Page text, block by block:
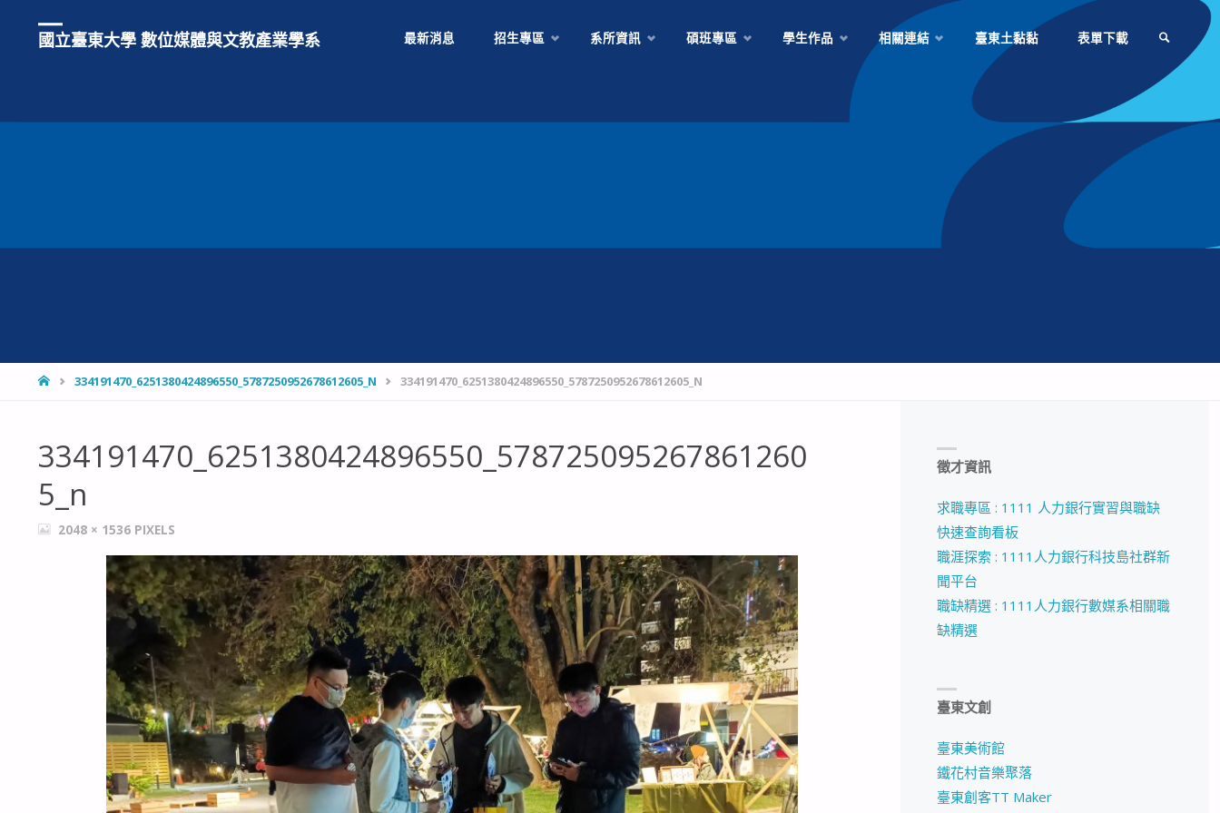
國立臺東大學 數位媒體與文教產業學系 最新消息 招生專區 系所資訊 碩班專區 學生作品 相關連結 臺東土黏黏 表單下載
HOME334191470_6251380424896550_5787250952678612605_N 334191470_6251380424896550_5787250952678612605_N
334191470_6251380424896550_578725095267861260
5_n
FULL2048 × 1536 PIXELS
徵才資訊
求職專區 : 1111 人力銀行實習與職缺
快速查詢看板
職涯探索 : 1111人力銀行科技島社群新
聞平台
職缺精選 : 1111人力銀行數媒系相關職
缺精選
臺東文創
臺東美術館
鐵花村音樂聚落
臺東創客TT Maker